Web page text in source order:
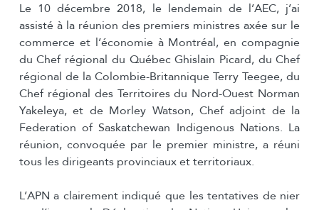
Le 10 décembre 2018, le lendemain de l’AEC, j’ai
assisté à la réunion des premiers ministres axée sur le
commerce et l’économie à Montréal, en compagnie
du Chef régional du Québec Ghislain Picard, du Chef
régional de la Colombie-Britannique Terry Teegee, du
Chef régional des Territoires du Nord-Ouest Norman
Yakeleya, et de Morley Watson, Chef adjoint de la
Federation of Saskatchewan Indigenous Nations. La
réunion, convoquée par le premier ministre, a réuni
tous les dirigeants provinciaux et territoriaux.
L’APN a clairement indiqué que les tentatives de nier